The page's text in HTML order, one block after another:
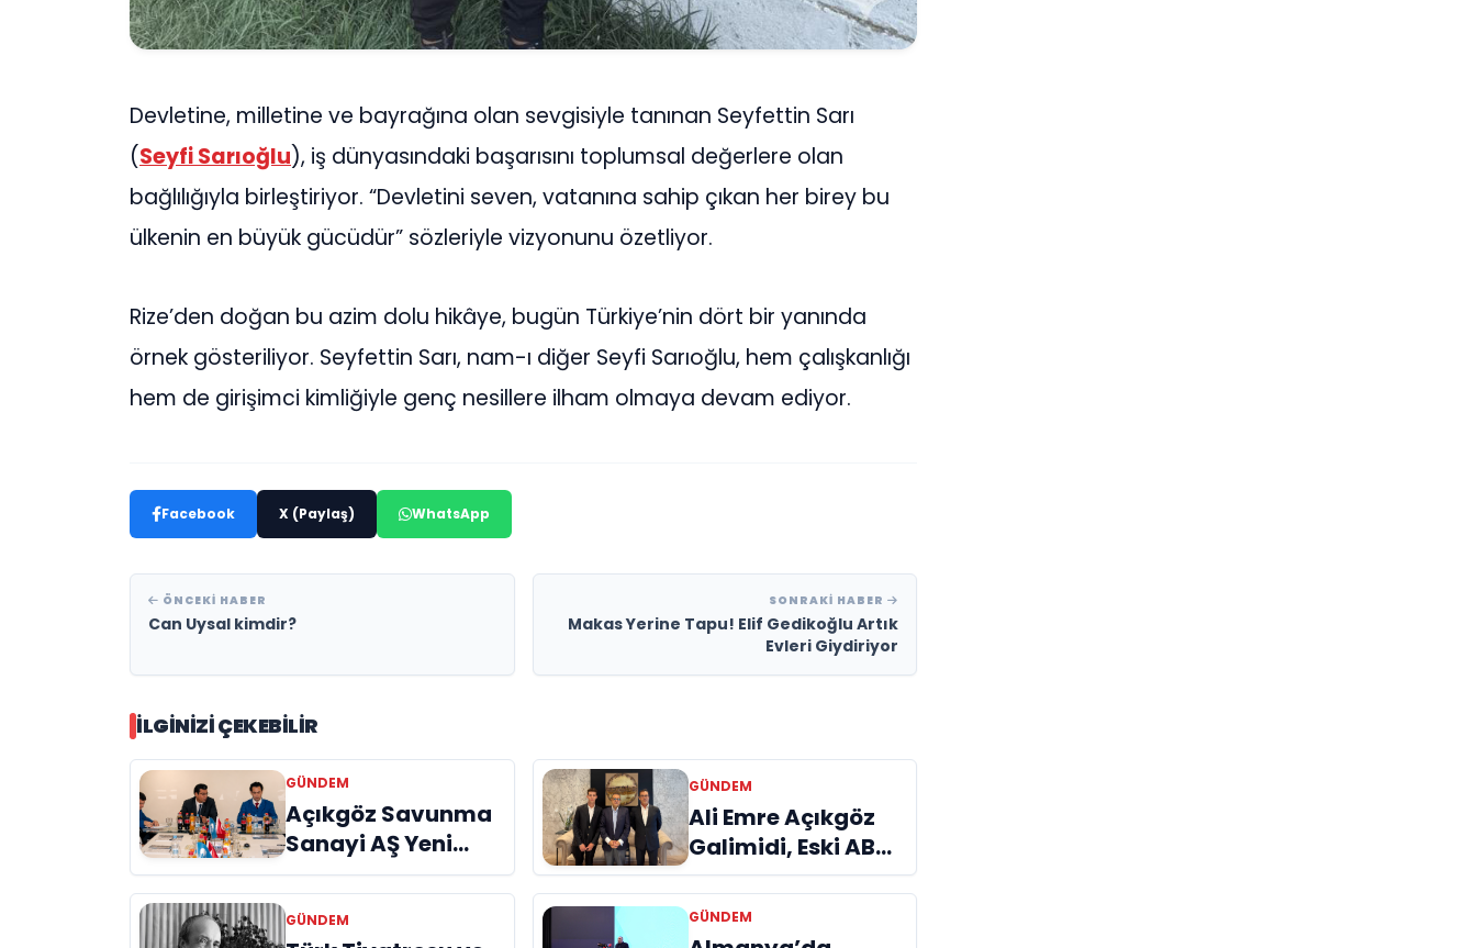
Devletine, milletine ve bayrağına olan sevgisiyle tanınan Seyfettin Sarı
(Seyfi Sarıoğlu), iş dünyasındaki başarısını toplumsal değerlere olan
bağlılığıyla birleştiriyor. “Devletini seven, vatanına sahip çıkan her birey bu
ülkenin en büyük gücüdür” sözleriyle vizyonunu özetliyor.
Rize’den doğan bu azim dolu hikâye, bugün Türkiye’nin dört bir yanında
örnek gösteriliyor. Seyfettin Sarı, nam-ı diğer Seyfi Sarıoğlu, hem çalışkanlığı
hem de girişimci kimliğiyle genç nesillere ilham olmaya devam ediyor.
Facebook X (Paylaş) WhatsApp
ÖNCEKI HABER
Can Uysal kimdir?
SONRAKI HABER
Makas Yerine Tapu! Elif Gedikoğlu Artık
Evleri Giydiriyor
İLGINIZI ÇEKEBILIR
GÜNDEM
Açıkgöz Savunma
Sanayi AŞ Yeni
Yönetim Kurulunu
Açıkladı ve
Savunma
GÜNDEM
Ali Emre Açıkgöz
Galimidi, Eski AB
Bakanı ve
Büyükelçi Egemen
Bağış ile Bir Araya
GÜNDEM GÜNDEM